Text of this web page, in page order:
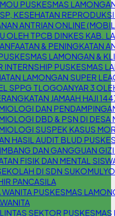
PUSKESMAS
KESEHATAN
ANTRIAN ONLINE
OLEH TPCB DINKES KAB.
& PENINGKATAN
LAMONGAN &
INTERNSHIP PUSKESMAS
LAMONGAN SUPER
SPPG TLOGOANYAR 3
JAMAAH HAJI
DAN
DBD & PSN DI DESA
SUSPEK KASUS
HASIL AUDIT BLUD
DAN GANGGUAN
FISIK DAN MENTAL
DI SDN
PANCASILA
PUSKESMAS
SEKTOR